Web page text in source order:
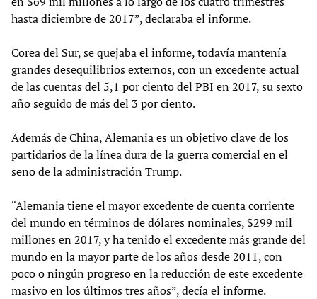
hasta diciembre de 2017”, declaraba el informe.
Corea del Sur, se quejaba el informe, todavía mantenía
grandes desequilibrios externos, con un excedente actual
de las cuentas del 5,1 por ciento del PBI en 2017, su sexto
año seguido de más del 3 por ciento.
Además de China, Alemania es un objetivo clave de los
partidarios de la línea dura de la guerra comercial en el
seno de la administración Trump.
“Alemania tiene el mayor excedente de cuenta corriente
del mundo en términos de dólares nominales, $299 mil
millones en 2017, y ha tenido el excedente más grande del
mundo en la mayor parte de los años desde 2011, con
poco o ningún progreso en la reducción de este excedente
masivo en los últimos tres años”, decía el informe.